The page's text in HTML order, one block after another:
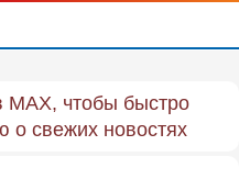
чтобы быстро
о свежих новостях